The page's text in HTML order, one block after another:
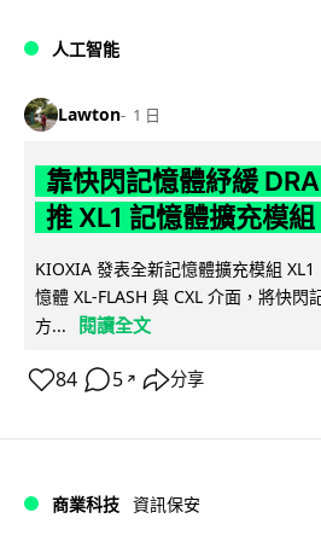
人工智能
Lawton 1 日
靠快閃記憶體紓緩
推 XL1 記憶體擴充模組
KIOXIA 發表全新記憶體擴充模組
憶體 XL-FLASH 與 CXL 介面，將快
方...
閱讀全文
84 5 ↗ 分享
商業科技 資訊保安